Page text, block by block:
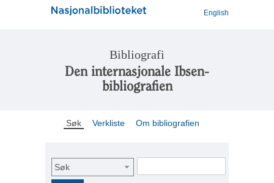
English
Bibliografi
Den internasjonale Ibsen-
bibliografien
Søk Verkliste Om bibliografien
Søk